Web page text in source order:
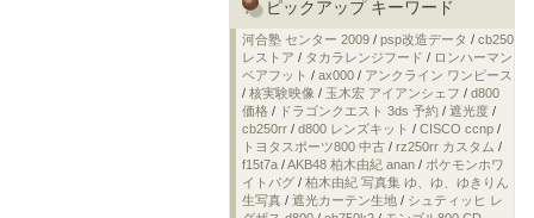
ピックアップ キーワード
河合塾 センター 2009 / psp改造データ / cb250
レストア / タカラレンジフード / ロンハーマン
ベアフット / ax000 / アンクライン ワンピース
/ 核実験映像 / 玉木宏 アイアンシェフ / d800
価格 / ドラゴンクエスト 3ds 予約 / 遮光度 /
cb250rr / d800 レンズキット / CISCO ccnp /
トヨタスポーツ800 中古 / rz250rr カスタム /
f15t7a /AKB48 柏木由紀 anan / ポケモンホワ
イトバグ / 柏木由紀 写真集 ゆ、ゆ、ゆきりん
生写真 / 遮光カーテン生地 / シュティッヒ レ